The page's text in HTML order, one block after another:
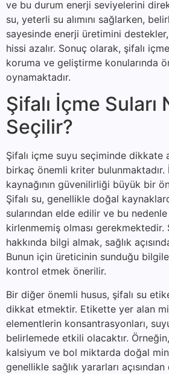
ve bu durum enerji seviyelerini
su, yeterli su alımını sağlarken,
sayesinde enerji üretimini
hissi azalır. Sonuç olarak, şifalı
koruma ve geliştirme konularında
oynamaktadır.
Şifalı İçme Suları
Seçilir?
Şifalı içme suyu seçiminde dikkate
birkaç önemli kriter bulunmaktadır.
kaynağının güvenilirliği büyük bir
Şifalı su, genellikle doğal
sularından elde edilir ve bu
kirlenmemiş olması gerekmektedir.
hakkında bilgi almak, sağlık
Bunun için üreticinin sunduğu
kontrol etmek önerilir.
Bir diğer önemli husus, şifalı su
dikkat etmektir. Etikette yer alan
elementlerin konsantrasyonları,
belirlemede etkili olacaktır.
kalsiyum ve bol miktarda doğal
genellikle sağlık yararları